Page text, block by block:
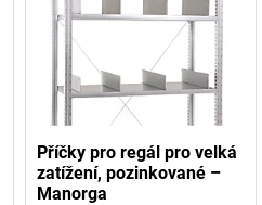
Příčky pro regál pro velká
zatížení, pozinkované –
Manorga